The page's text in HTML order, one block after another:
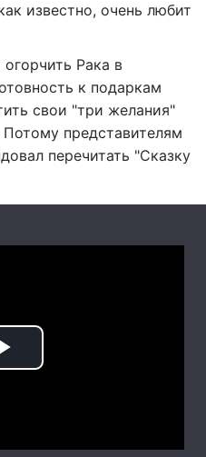
известно, очень любит
Рака в
к подаркам
свои "три желания"
Потому представителям
перечитать "Сказку